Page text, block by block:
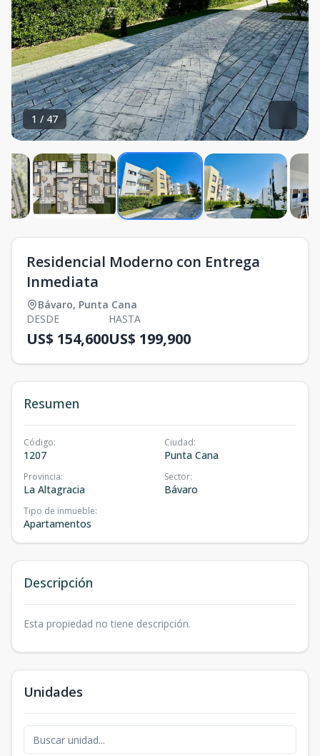
1 / 47
Residencial Moderno con Entrega
Inmediata
Bávaro, Punta Cana
DESDE
US$ 154,600
HASTA
US$ 199,900
Resumen
Código:
1207
Ciudad:
Punta Cana
Provincia:
La Altagracia
Sector:
Bávaro
Tipo de inmueble:
Apartamentos
Descripción
Esta propiedad no tiene descripción.
Unidades